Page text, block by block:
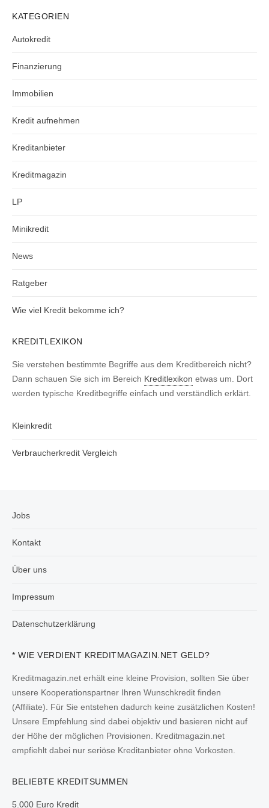
KATEGORIEN
Autokredit
Finanzierung
Immobilien
Kredit aufnehmen
Kreditanbieter
Kreditmagazin
LP
Minikredit
News
Ratgeber
Wie viel Kredit bekomme ich?
KREDITLEXIKON
Sie verstehen bestimmte Begriffe aus dem Kreditbereich nicht?
Dann schauen Sie sich im Bereich Kreditlexikon etwas um. Dort
werden typische Kreditbegriffe einfach und verständlich erklärt.
Kleinkredit
Verbraucherkredit Vergleich
Jobs
Kontakt
Über uns
Impressum
Datenschutzerklärung
* WIE VERDIENT KREDITMAGAZIN.NET GELD?
Kreditmagazin.net erhält eine kleine Provision, sollten Sie über
unsere Kooperationspartner Ihren Wunschkredit finden
(Affiliate). Für Sie entstehen dadurch keine zusätzlichen Kosten!
Unsere Empfehlung sind dabei objektiv und basieren nicht auf
der Höhe der möglichen Provisionen. Kreditmagazin.net
empfiehlt dabei nur seriöse Kreditanbieter ohne Vorkosten.
BELIEBTE KREDITSUMMEN
5.000 Euro Kredit